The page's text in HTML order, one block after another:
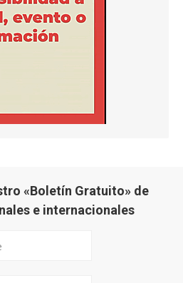
«Boletín Gratuito» de
e internacionales